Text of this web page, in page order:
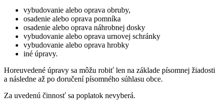
vybudovanie alebo oprava obruby,
osadenie alebo oprava pomníka
osadenie alebo oprava náhrobnej dosky
vybudovanie alebo oprava urnovej schránky
vybudovanie alebo oprava hrobky
iné úpravy.
Horeuvedené úpravy sa môžu robiť len na základe písomnej žiadosti
a následne až po doručení písomného súhlasu obce.
Za uvedenú činnosť sa poplatok nevyberá.